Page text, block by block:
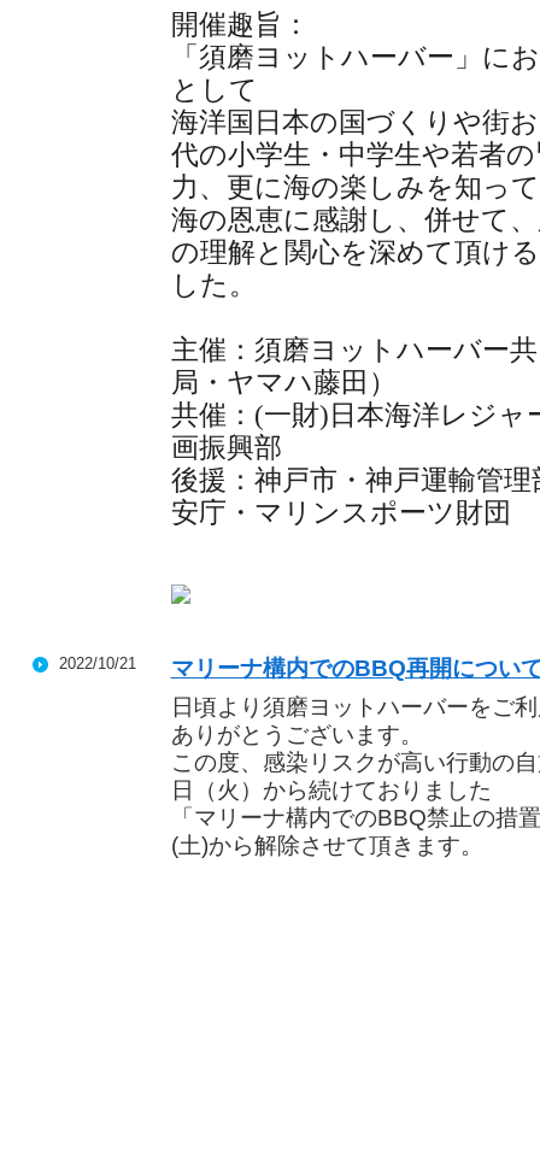
開催趣旨：
「須磨ヨットハーバー」に
として
海洋国日本の国づくりや街
代の小学生・中学生や若者
力、更に海の楽しみを知っ
海の恩恵に感謝し、併せて
の理解と関心を深めて頂け
した。
主催：須磨ヨットハーバー
局・ヤマハ藤田）
共催：(一財)日本海洋レジャ
画振興部
後援：神戸市・神戸運輸管
安庁・マリンスポーツ財団
2022/10/21
マリーナ構内でのBBQ再開につい
日頃より須磨ヨットハーバーをご
ありがとうございます。
この度、感染リスクが高い行動の
日（火）から続けておりました
「マリーナ構内でのBBQ禁止の措
(土)から解除させて頂きます。